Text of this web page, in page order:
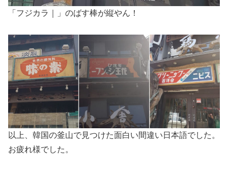
「フジカラ｜」のばす棒が縦やん！
以上、韓国の釜山で見つけた面白い間違い日本語でした。
お疲れ様でした。